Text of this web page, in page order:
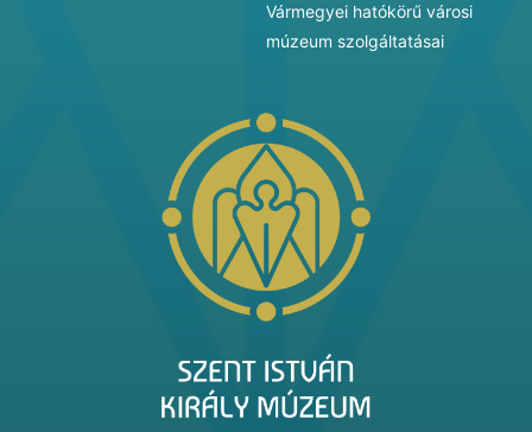
Vármegyei hatókörű városi
múzeum szolgáltatásai